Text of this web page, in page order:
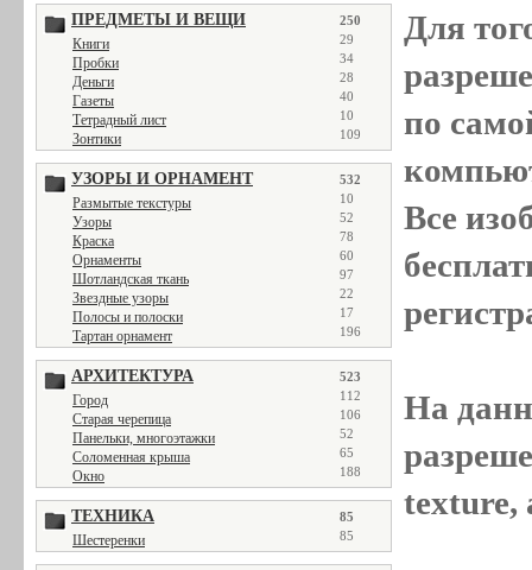
ПРЕДМЕТЫ И ВЕЩИ 250
Книги 29
Пробки 34
Деньги 28
Газеты 40
Тетрадный лист 10
Зонтики 109
УЗОРЫ И ОРНАМЕНТ 532
Размытые текстуры 10
Узоры 52
Краска 78
Орнаменты 60
Шотландская ткань 97
Звездные узоры 22
Полосы и полоски 17
Тартан орнамент 196
АРХИТЕКТУРА 523
Город 112
Старая черепица 106
Панельки, многоэтажки 52
Соломенная крыша 65
Окно 188
ТЕХНИКА 85
Шестеренки 85
Для
по
Все
На
texture,